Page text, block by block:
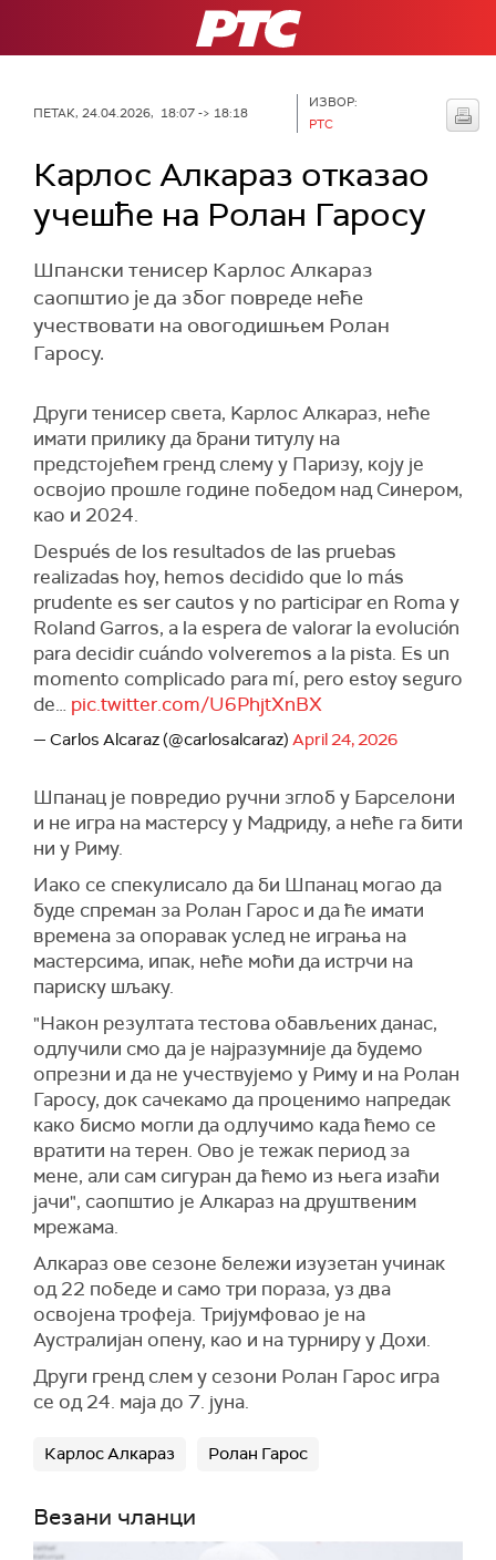
РТС
ПЕТАК, 24.04.2026, 18:07 -> 18:18
ИЗВОР:
РТС
Карлос Алкараз отказао
учешће на Ролан Гаросу
Шпански тенисер Карлос Алкараз
саопштио је да због повреде неће
учествовати на овогодишњем Ролан
Гаросу.
Други тенисер света, Kарлос Алкараз, неће
имати прилику да брани титулу на
предстојећем гренд слему у Паризу, коју је
освојио прошле године победом над Синером,
као и 2024.
Después de los resultados de las pruebas
realizadas hoy, hemos decidido que lo más
prudente es ser cautos y no participar en Roma y
Roland Garros, a la espera de valorar la evolución
para decidir cuándo volveremos a la pista. Es un
momento complicado para mí, pero estoy seguro
de… pic.twitter.com/U6PhjtXnBX
— Carlos Alcaraz (@carlosalcaraz) April 24, 2026
Шпанац је повредио ручни зглоб у Барселони
и не игра на мастерсу у Мадриду, а неће га бити
ни у Риму.
Иако се спекулисало да би Шпанац могао да
буде спреман за Ролан Гарос и да ће имати
времена за опоравак услед не играња на
мастерсима, ипак, неће моћи да истрчи на
париску шљаку.
"Након резултата тестова обављених данас,
одлучили смо да је најразумније да будемо
опрезни и да не учествујемо у Риму и на Ролан
Гаросу, док сачекамо да проценимо напредак
како бисмо могли да одлучимо када ћемо се
вратити на терен. Ово је тежак период за
мене, али сам сигуран да ћемо из њега изаћи
јачи", саопштио је Алкараз на друштвеним
мрежама.
Алкараз ове сезоне бележи изузетан учинак
од 22 победе и само три пораза, уз два
освојена трофеја. Тријумфовао је на
Аустралијан опену, као и на турниру у Дохи.
Други гренд слем у сезони Ролан Гарос игра
се од 24. маја до 7. јуна.
Карлос Алкараз Ролан Гарос
Везани чланци